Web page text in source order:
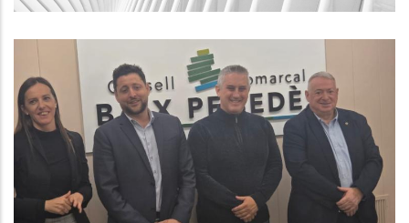
El Baix Penedès Trasllada A La
Diputació El Seu Profund Malestar
Per La Manca De Reconeixement
Territorial I Inversions